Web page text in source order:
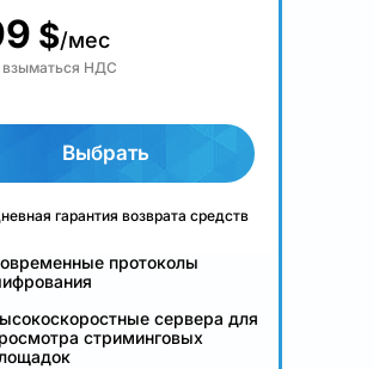
$/мес
НДС
Выбрать
гарантия возврата средств
протоколы
сервера для
стриминговых